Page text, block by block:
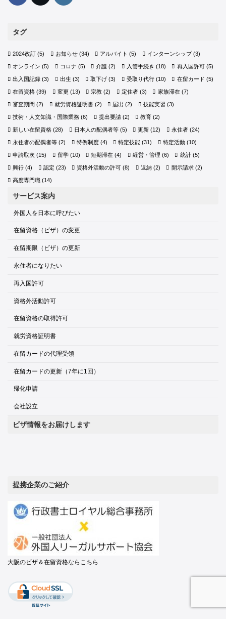
タグ
2024改訂 (5) お知らせ(34) アルバイト (5) インターンシップ(3)
オンライン (5) コロナ (5) 介護 (2) 入管手続き (18) 再入国許可(5)
出入国記録 (3) 出生 (3) 取下げ (3) 受取り代行(10) 在留カード (5)
在留資格 (39) 変更 (13) 宗教 (2) 定住者(3) 家族滞在(7)
審査期間 (2) 就労資格証明書(2) 届出 (2) 技能実習 (3)
技術・人文知識・国際業務 (6) 提出要請(2) 教育 (2)
新しい在留資格 (28) 日本人の配偶者等(5) 更新 (12) 永住者(24)
永住者の配偶者等 (2) 特例制度(4) 特定技能 (31) 特定活動(10)
申請取次 (15) 留学(10) 短期滞在 (4) 経営・管理 (6) 統計(5)
興行 (4) 認定 (23) 資格外活動の許可 (8) 返納(2) 開示請求(2)
高度専門職 (14)
サービス案内
外国人を日本に呼びたい
在留資格（ビザ）の変更
在留期限（ビザ）の更新
永住者になりたい
再入国許可
資格外活動許可
在留資格の取得許可
就労資格証明書
在留カードの代理受領
在留カードの更新（7年に1回）
帰化申請
会社設立
ビザ情報をお届けします
提携企業のご紹介
大阪のビザ＆在留資格ならこちら